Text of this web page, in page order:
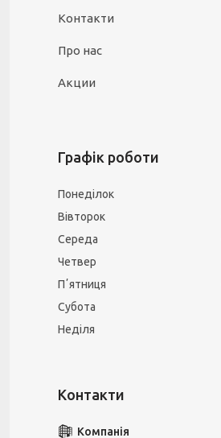
Контакти
Про нас
Акции
Графік роботи
Понеділок
Вівторок
Середа
Четвер
Пʼятниця
Субота
Неділя